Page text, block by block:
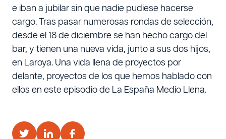
e iban a jubilar sin que nadie pudiese hacerse
cargo. Tras pasar numerosas rondas de selección,
desde el 18 de diciembre se han hecho cargo del
bar, y tienen una nueva vida, junto a sus dos hijos,
en Laroya. Una vida llena de proyectos por
delante, proyectos de los que hemos hablado con
ellos en este episodio de La España Medio Llena.